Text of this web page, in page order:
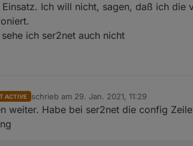
Ich will nicht, sagen, daß ich die
ich ser2net auch nicht
ACTIVE schrieb am 29. Jan. 2021, 11:29
zuletzt editiert von
weiter. Habe bei ser2net die config